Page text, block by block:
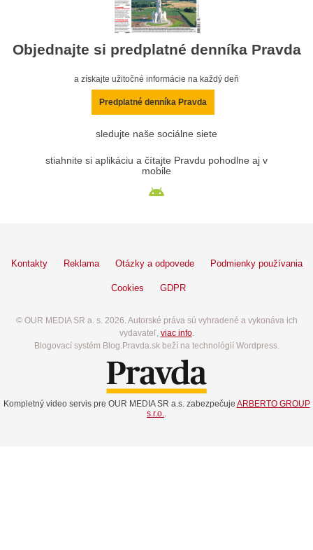
Objednajte si predplatné denníka Pravda
a získajte užitočné informácie na každý deň
Predplatné denníka Pravda
sledujte naše sociálne siete
stiahnite si aplikáciu a čítajte Pravdu pohodlne aj v
mobile
Kontakty Reklama Otázky a odpovede Podmienky používania
Cookies GDPR
© OUR MEDIA SR a. s. 2026. Autorské práva sú vyhradené a vykonáva ich
vydavateľ, viac info.
Blogovací systém Blog.Pravda.sk beží na technológií Wordpress.
Kompletný video servis pre OUR MEDIA SR a.s. zabezpečuje ARBERTO GROUP
s.r.o.